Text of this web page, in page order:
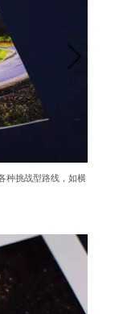
种挑战型路线，如横